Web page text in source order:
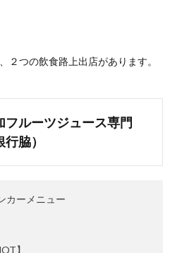
２つの飲食路上出店があります。
ルーツジュース専門
脇）
カーメニュー
】